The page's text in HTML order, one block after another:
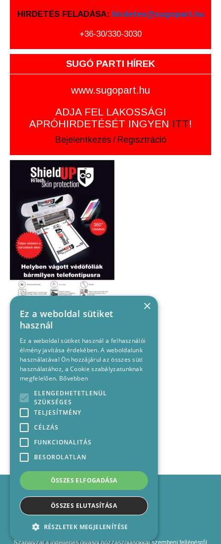
HIRDETÉS FELADÁSA: hirdetes@sugopart.hu
+36-30/330-3030
SUGÓ PARTI HÍREK
www.sugopart.hu
ADJA FEL LAKOSSÁGI
APRÓHIRDETÉSÉT INGYEN ITT!
Bejelentkezés / Regisztráció
Impresszum
Médiajánlat
Felhasználási feltételek
Kapcsolat
×
Ez a weboldal sütiket
használ
Ez a weboldal sütiket használ a felhasználói
élmény javítása érdekében. A weboldalunk
használatával Ön hozzájárul az összes süti
használatához, a Cookie szabályzatunknak
megfelelően. Bővebben
ELENGEDHETETLENÜL
SZÜKSÉGES
TELJESÍTMÉNY
CÉLZÁS
FUNKCIONALITÁS
BESOROLATLAN
ÖSSZES ELFOGADÁSA
ÖSSZES ELUTASÍTÁSA
RÉSZLETEK MEGJELENÍTÉSE